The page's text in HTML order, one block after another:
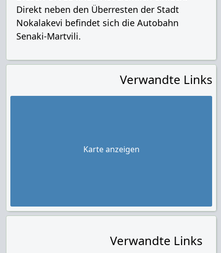
Direkt neben den Überresten der Stadt
Nokalakevi befindet sich die Autobahn
Senaki-Martvili.
Verwandte Links
Karte anzeigen
Verwandte Links